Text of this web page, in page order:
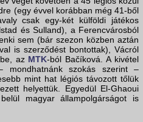
(egy évvel korábban még 41-ből
csak egy-két külföldi játékos
és Sulland), a Ferencvárosból
sem (bár szezon közben aztán
is szerződést bontottak), Vácról
az MTK-ból Bačíková. A kivétel
szokás szerint –
mint hat légiós távozott tőlük
helyettük. Egyedül El-Ghaoui
magyar állampolgárságot is